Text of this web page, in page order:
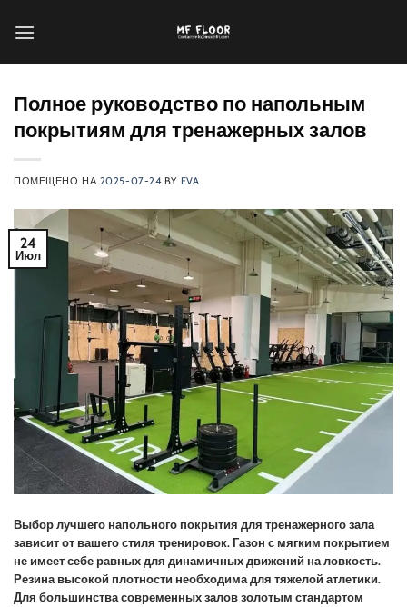
Полное руководство по напольным
покрытиям для тренажерных залов
ПОМЕЩЕНО НА 2025-07-24 BY EVA
24
Июл
Выбор лучшего напольного покрытия для тренажерного зала
зависит от вашего стиля тренировок. Газон с мягким покрытием
не имеет себе равных для динамичных движений на ловкость.
Резина высокой плотности необходима для тяжелой атлетики.
Для большинства современных залов золотым стандартом